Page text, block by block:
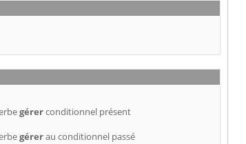
gérerconditionnel présent
gérerau conditionnel passé